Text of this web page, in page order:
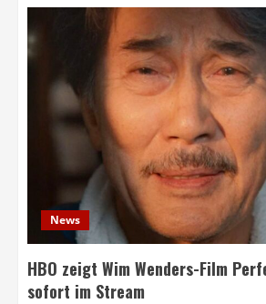
News
HBO zeigt Wim Wenders-Film
sofort im Stream